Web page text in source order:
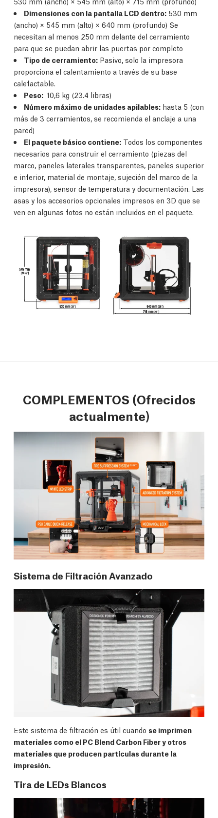
Dimensiones con la pantalla LCD dentro: 530 mm
(ancho) × 545 mm (alto) × 640 mm (profundo) Se
necesitan al menos 250 mm delante del cerramiento
para que se puedan abrir las puertas por completo
Tipo de cerramiento: Pasivo, solo la impresora
proporciona el calentamiento a través de su base
calefactable.
Peso: 10,6 kg (23.4 libras)
Número máximo de unidades apilables: hasta 5 (con
más de 3 cerramientos, se recomienda el anclaje a una
pared)
El paquete básico contiene: Todos los componentes
necesarios para construir el cerramiento (piezas del
marco, paneles laterales transparentes, paneles superior
e inferior, material de montaje, sujeción del marco de la
impresora), sensor de temperatura y documentación. Las
asas y los accesorios opcionales impresos en 3D que se
ven en algunas fotos no están incluidos en el paquete.
COMPLEMENTOS (Ofrecidos
actualmente)
Sistema de Filtración Avanzado
Este sistema de filtración es útil cuando se imprimen
materiales como el PC Blend Carbon Fiber y otros
materiales que producen partículas durante la
impresión.
Tira de LEDs Blancos